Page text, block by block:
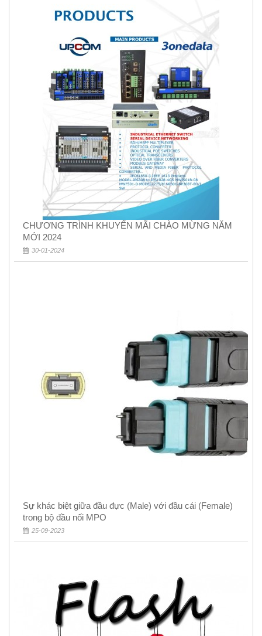
CHƯƠNG TRÌNH KHUYẾN MÃI CHÀO MỪNG NĂM
MỚI 2024
30-01-2024
Sự khác biệt giữa đầu đực (Male) với đầu cái (Female)
trong bộ đầu nối MPO
25-09-2023